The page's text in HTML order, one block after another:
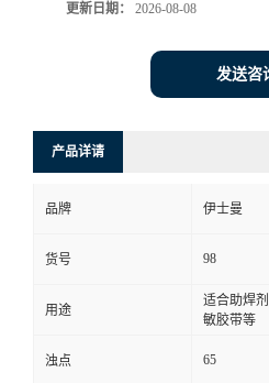
更新日期： 2026-08-08
发送咨
产品详请
品牌 伊士曼
货号 98
用途
适合助焊
敏胶带等
浊点 65